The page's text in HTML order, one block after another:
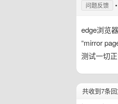
问题反馈
•
edge浏览
“mirror
测试一切
共收到7条